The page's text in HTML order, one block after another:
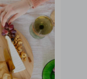
kies het juiste
van het gekozen